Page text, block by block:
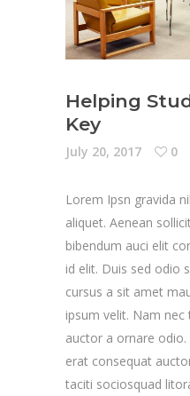
Helping
Key
July 20, 2017 0
Lorem Ipsn gravida
aliquet. Aenean
bibendum auci elit
id elit. Duis sed odio
cursus a sit amet
ipsum velit. Nam
auctor a ornare
erat consequat
taciti sociosquad